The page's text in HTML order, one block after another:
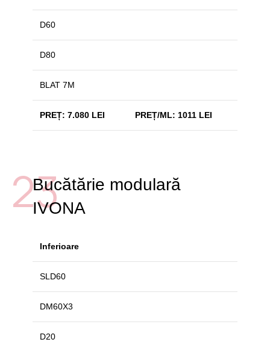
D60
D80
BLAT 7M
PREȚ: 7.080 LEI PREȚ/ML: 1011 LEI
23
Bucătărie modulară
IVONA
Inferioare
SLD60
DM60X3
D20